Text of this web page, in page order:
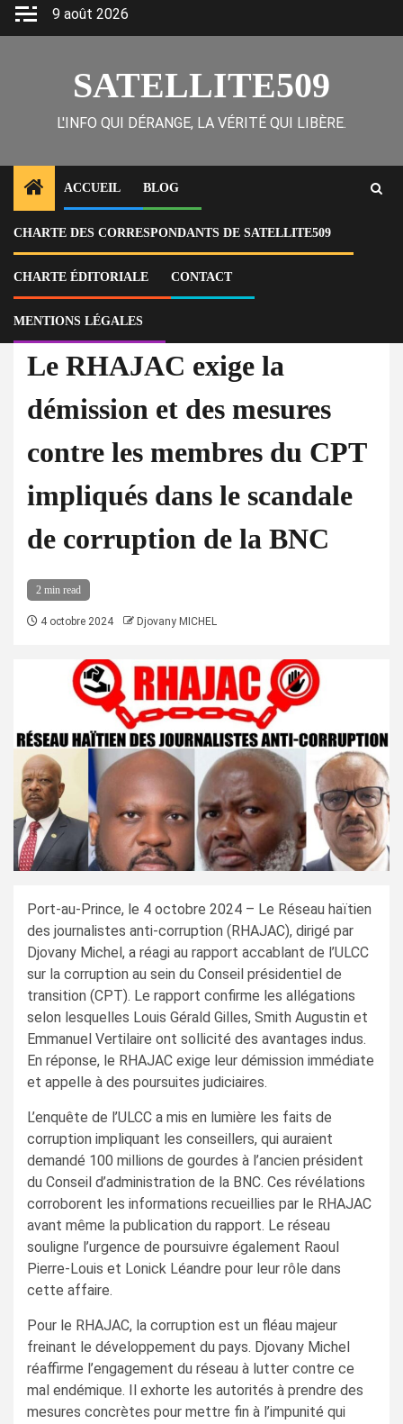
Skip
9 août 2026
SATELLITE509
L'INFO QUI DÉRANGE, LA VÉRITÉ QUI LIBÈRE.
ACCUEIL BLOG
CHARTE DES CORRESPONDANTS DE SATELLITE509
CHARTE ÉDITORIALE CONTACT
MENTIONS LÉGALES
Home
Actu
Le RHAJAC exige la démission et des mesures contre les membres du
CPT impliqués dans le scandale de corruption de la BNC
À la Une Actu Corruption
Le RHAJAC exige la
démission et des mesures
contre les membres du CPT
impliqués dans le scandale
de corruption de la BNC
2 min read
4 octobre 2024 Djovany MICHEL
Port-au-Prince, le 4 octobre 2024 – Le Réseau haïtien
des journalistes anti-corruption (RHAJAC), dirigé par
Djovany Michel, a réagi au rapport accablant de l’ULCC
sur la corruption au sein du Conseil présidentiel de
transition (CPT). Le rapport confirme les allégations
selon lesquelles Louis Gérald Gilles, Smith Augustin et
Emmanuel Vertilaire ont sollicité des avantages indus.
En réponse, le RHAJAC exige leur démission immédiate
et appelle à des poursuites judiciaires.
L’enquête de l’ULCC a mis en lumière les faits de
corruption impliquant les conseillers, qui auraient
demandé 100 millions de gourdes à l’ancien président
du Conseil d’administration de la BNC. Ces révélations
corroborent les informations recueillies par le RHAJAC
avant même la publication du rapport. Le réseau
souligne l’urgence de poursuivre également Raoul
Pierre-Louis et Lonick Léandre pour leur rôle dans
cette affaire.
Pour le RHAJAC, la corruption est un fléau majeur
freinant le développement du pays. Djovany Michel
réaffirme l’engagement du réseau à lutter contre ce
mal endémique. Il exhorte les autorités à prendre des
mesures concrètes pour mettre fin à l’impunité qui